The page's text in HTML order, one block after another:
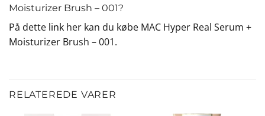
Moisturizer Brush – 001?
På dette link her kan du købe MAC Hyper Real Serum +
Moisturizer Brush – 001.
RELATEREDE VARER